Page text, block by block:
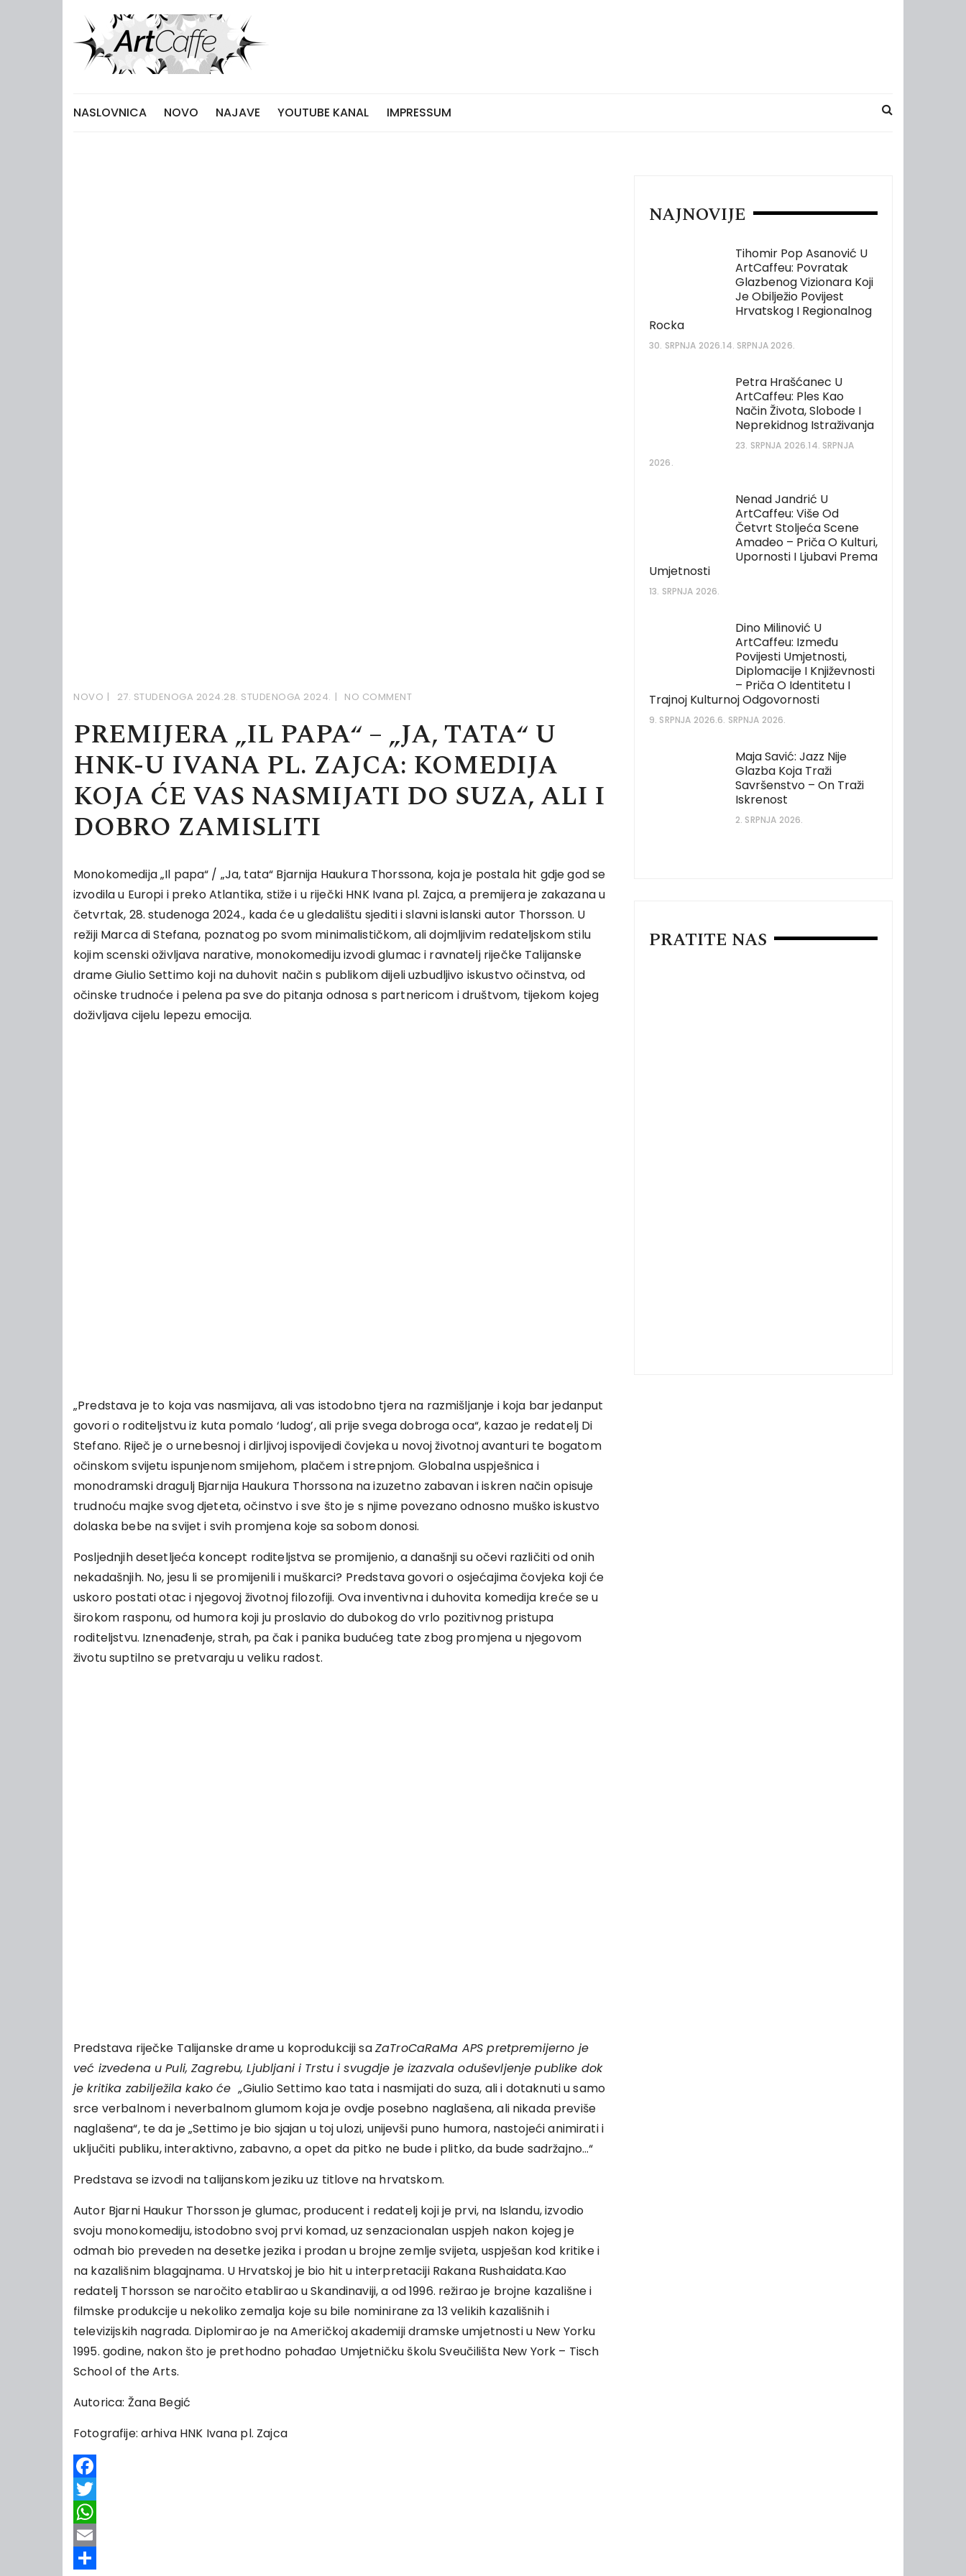
NASLOVNICA NOVO NAJAVE YOUTUBE KANAL IMPRESSUM
NOVO 27. STUDENOGA 2024.28. STUDENOGA 2024. NO COMMENT
PREMIJERA „IL PAPA“ – „JA, TATA“ U
HNK-U IVANA PL. ZAJCA: KOMEDIJA
KOJA ĆE VAS NASMIJATI DO SUZA, ALI I
DOBRO ZAMISLITI
Monokomedija „Il papa“ / „Ja, tata“ Bjarnija Haukura Thorssona, koja je postala hit gdje god se
izvodila u Europi i preko Atlantika, stiže i u riječki HNK Ivana pl. Zajca, a premijera je zakazana u
četvrtak, 28. studenoga 2024., kada će u gledalištu sjediti i slavni islanski autor Thorsson. U
režiji Marca di Stefana, poznatog po svom minimalističkom, ali dojmljivim redateljskom stilu
kojim scenski oživljava narative, monokomediju izvodi glumac i ravnatelj riječke Talijanske
drame Giulio Settimo koji na duhovit način s publikom dijeli uzbudljivo iskustvo očinstva, od
očinske trudnoće i pelena pa sve do pitanja odnosa s partnericom i društvom, tijekom kojeg
doživljava cijelu lepezu emocija.
„Predstava je to koja vas nasmijava, ali vas istodobno tjera na razmišljanje i koja bar jedanput
govori o roditeljstvu iz kuta pomalo ‘ludog’, ali prije svega dobroga oca“, kazao je redatelj Di
Stefano. Riječ je o urnebesnoj i dirljivoj ispovijedi čovjeka u novoj životnoj avanturi te bogatom
očinskom svijetu ispunjenom smijehom, plačem i strepnjom. Globalna uspješnica i
monodramski dragulj Bjarnija Haukura Thorssona na izuzetno zabavan i iskren način opisuje
trudnoću majke svog djeteta, očinstvo i sve što je s njime povezano odnosno muško iskustvo
dolaska bebe na svijet i svih promjena koje sa sobom donosi.
Posljednjih desetljeća koncept roditeljstva se promijenio, a današnji su očevi različiti od onih
nekadašnjih. No, jesu li se promijenili i muškarci? Predstava govori o osjećajima čovjeka koji će
uskoro postati otac i njegovoj životnoj filozofiji. Ova inventivna i duhovita komedija kreće se u
širokom rasponu, od humora koji ju proslavio do dubokog do vrlo pozitivnog pristupa
roditeljstvu. Iznenađenje, strah, pa čak i panika budućeg tate zbog promjena u njegovom
životu suptilno se pretvaraju u veliku radost.
Predstava riječke Talijanske drame u koprodukciji saZaTroCaRaMa APS pretpremijerno je
već izvedena u Puli, Zagrebu, Ljubljani i Trstu i svugdje je izazvala oduševljenje publike dok
je kritika zabilježila kako će „Giulio Settimo kao tata i nasmijati do suza, ali i dotaknuti u samo
srce verbalnom i neverbalnom glumom koja je ovdje posebno naglašena, ali nikada previše
naglašena“, te da je „Settimo je bio sjajan u toj ulozi, unijevši puno humora, nastojeći animirati i
uključiti publiku, interaktivno, zabavno, a opet da pitko ne bude i plitko, da bude sadržajno…“
Predstava se izvodi na talijanskom jeziku uz titlove na hrvatskom.
Autor Bjarni Haukur Thorsson je glumac, producent i redatelj koji je prvi, na Islandu, izvodio
svoju monokomediju, istodobno svoj prvi komad, uz senzacionalan uspjeh nakon kojeg je
odmah bio preveden na desetke jezika i prodan u brojne zemlje svijeta, uspješan kod kritike i
na kazališnim blagajnama. U Hrvatskoj je bio hit u interpretaciji Rakana Rushaidata.Kao
redatelj Thorsson se naročito etablirao u Skandinaviji, a od 1996. režirao je brojne kazališne i
filmske produkcije u nekoliko zemalja koje su bile nominirane za 13 velikih kazališnih i
televizijskih nagrada. Diplomirao je na Američkoj akademiji dramske umjetnosti u New Yorku
1995. godine, nakon što je prethodno pohađao Umjetničku školu Sveučilišta New York – Tisch
School of the Arts.
Autorica: Žana Begić
Fotografije: arhiva HNK Ivana pl. Zajca
Facebook
Twitter
WhatsApp
Email
NAJNOVIJE
Tihomir Pop Asanović U
ArtCaffeu: Povratak
Glazbenog Vizionara Koji
Je Obilježio Povijest
Hrvatskog I Regionalnog
Rocka
30. SRPNJA 2026.14. SRPNJA 2026.
Petra Hrašćanec U
ArtCaffeu: Ples Kao
Način Života, Slobode I
Neprekidnog Istraživanja
23. SRPNJA 2026.14. SRPNJA
2026.
Nenad Jandrić U
ArtCaffeu: Više Od
Četvrt Stoljeća Scene
Amadeo – Priča O Kulturi,
Upornosti I Ljubavi Prema
Umjetnosti
13. SRPNJA 2026.
Dino Milinović U
ArtCaffeu: Između
Povijesti Umjetnosti,
Diplomacije I Književnosti
– Priča O Identitetu I
Trajnoj Kulturnoj Odgovornosti
9. SRPNJA 2026.6. SRPNJA 2026.
Maja Savić: Jazz Nije
Glazba Koja Traži
Savršenstvo – On Traži
Iskrenost
2. SRPNJA 2026.
PRATITE NAS